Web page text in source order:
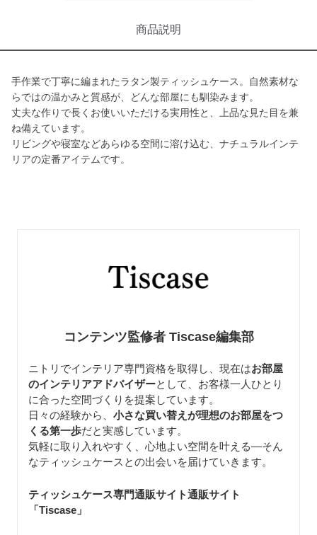
商品説明
手作業で丁寧に編まれたラタン製ティッシュケース。自然素材な
らではの温かみと質感が、どんな部屋にも馴染みます。
丈夫な作りで長くお使いいただける実用性と、上品な見た目を兼
ね備えています。
リビングや寝室などあらゆる空間に溶け込む、ナチュラルインテ
リアの定番アイテムです。
コンテンツ監修者 Tiscase編集部
ニトリでインテリア専門資格を取得し、現在はお部屋
のインテリアアドバイザーとして、お客様一人ひとり
に合った空間づくりを提案しています。
日々の経験から、 小さな買い替えが理想のお部屋をつ
くる第一歩だと実感しています。
気軽に取り入れやすく、心地よい空間を叶える—そん
なティッシュケースとの出会いを届けていきます。
ティッシュケース専門通販サイト通販サイト
「Tiscase 」